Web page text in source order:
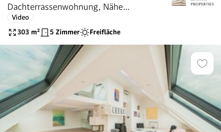
Dachterrassenwohnung, Nähe
Stephansplatz
Video
303 m² 5 Zimmer Freifläche